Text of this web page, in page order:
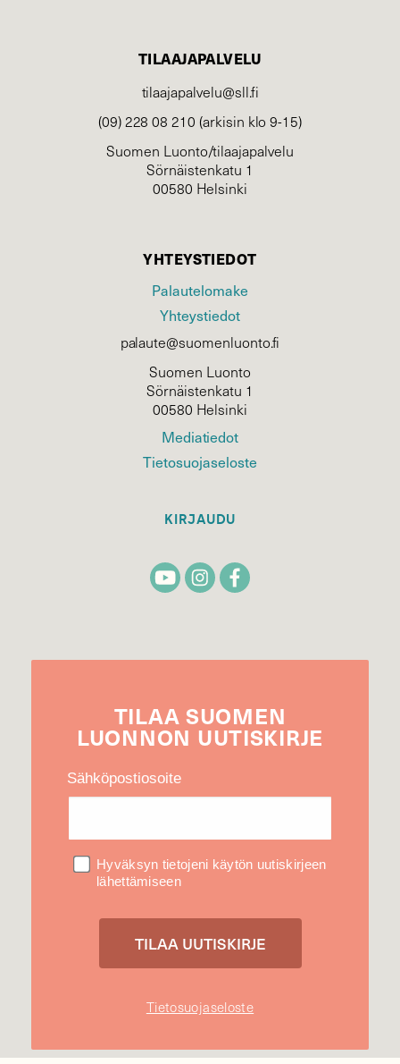
TILAAJAPALVELU
tilaajapalvelu@sll.fi
(09) 228 08 210 (arkisin klo 9-15)
Suomen Luonto/tilaajapalvelu
Sörnäistenkatu 1
00580 Helsinki
YHTEYSTIEDOT
Palautelomake
Yhteystiedot
palaute@suomenluonto.fi
Suomen Luonto
Sörnäistenkatu 1
00580 Helsinki
Mediatiedot
Tietosuojaseloste
KIRJAUDU
TILAA SUOMEN
LUONNON UUTIS­KIRJE
Sähköpostiosoite
Hyväksyn tietojeni käytön uutiskirjeen
lähettämiseen
Tietosuojaseloste